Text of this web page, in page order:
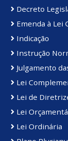
Decreto
Emenda à Lei
Indicação
Instrução
Julgamento
Lei
Lei de
Lei
Lei Ordinária